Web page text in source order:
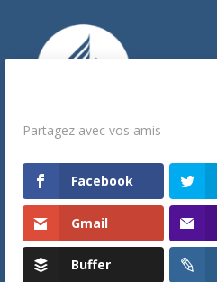
Partagez avec vos amis
Facebook
Gmail
Buffer